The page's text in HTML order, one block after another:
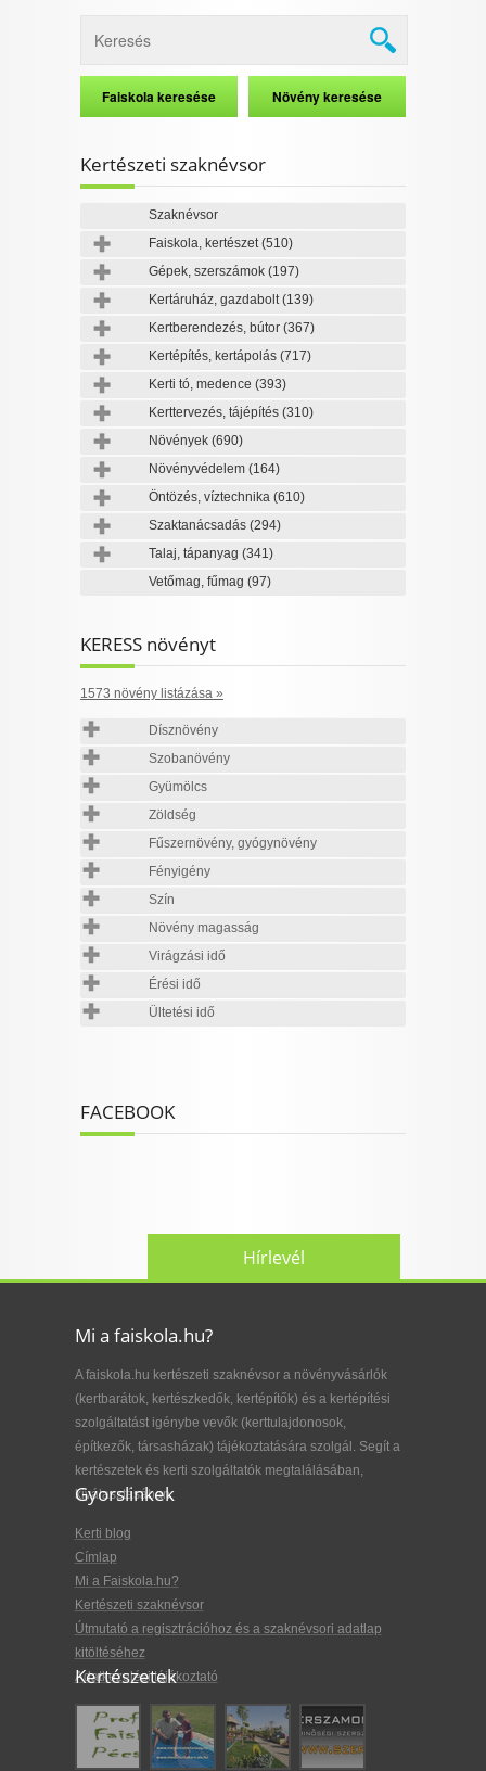
Kertészeti szaknévsor
Szaknévsor
Faiskola, kertészet(510)
Gépek, szerszámok (197)
Kertáruház, gazdabolt(139)
Kertberendezés, bútor (367)
Kertépítés, kertápolás (717)
Kerti tó, medence (393)
Kerttervezés, tájépítés (310)
Növények (690)
Növényvédelem (164)
Öntözés, víztechnika (610)
Szaktanácsadás (294)
Talaj, tápanyag (341)
Vetőmag, fűmag (97)
KERESS növényt
1573 növény listázása »
Dísznövény
Szobanövény
Gyümölcs
Zöldség
Fűszernövény, gyógynövény
Fényigény
Szín
Növény magasság
Virágzási idő
Érési idő
Ültetési idő
FACEBOOK
Hírlevél
Mi a faiskola.hu?
A faiskola.hu kertészeti szaknévsor a növényvásárlók
(kertbarátok, kertészkedők, kertépítők) és a kertépítési
szolgáltatást igénybe vevők (kerttulajdonosok,
építkezők, társasházak) tájékoztatására szolgál. Segít a
kertészetek és kerti szolgáltatók megtalálásában,
kiválasztásában.
Gyorslinkek
Kerti blog
Címlap
Mi a Faiskola.hu?
Kertészeti szaknévsor
Útmutató a regisztrációhoz és a szaknévsori adatlap
kitöltéséhez
Adatkezelési tájékoztató
Kertészetek